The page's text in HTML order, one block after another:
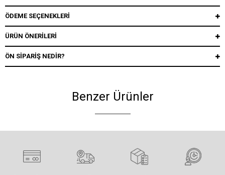
ÖDEME SEÇENEKLERI
ÜRÜN ÖNERILERI
ÖN SIPARIŞ NEDIR?
Benzer Ürünler